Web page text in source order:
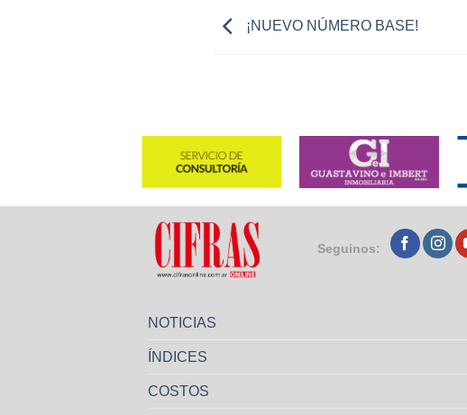
¡NUEVO NÚMERO BASE!
Seguinos:
NOTICIAS
ÍNDICES
COSTOS